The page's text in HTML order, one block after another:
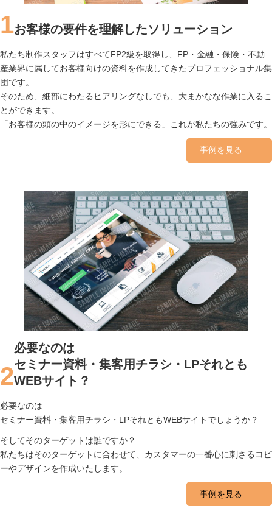
1お客様の要件を理解したソリューション
私たち制作スタッフはすべてFP2級を取得し、FP・金融・保険・不動
産業界に属してお客様向けの資料を作成してきたプロフェッショナル集
団です。
そのため、細部にわたるヒアリングなしでも、大まかなな作業に入るこ
とができます。
「お客様の頭の中のイメージを形にできる」これが私たちの強みです。
事例を見る
2
必要なのは
セミナー資料・集客用チラシ・LPそれとも
WEBサイト？
必要なのは
セミナー資料・集客用チラシ・LPそれともWEBサイトでしょうか？
そしてそのターゲットは誰ですか？
私たちはそのターゲットに合わせて、カスタマーの一番心に刺さるコピ
ーやデザインを作成いたします。
事例を見る